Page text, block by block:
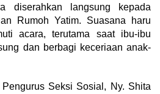
diserahkan langsung kepada
Rumoh Yatim. Suasana haru
acara, terutama saat ibu-ibu
dan berbagi keceriaan anak-
Seksi Sosial, Ny. Shita